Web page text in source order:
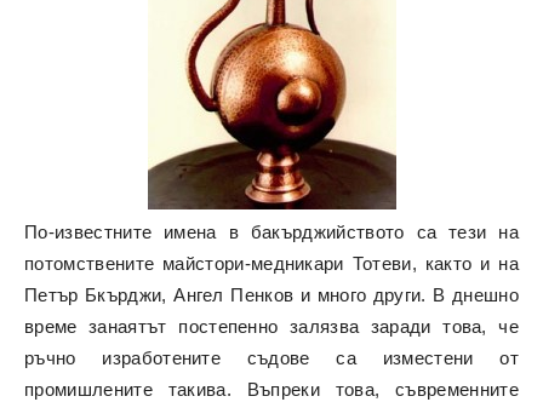
По-известните имена в бакърджийството са тези на
потомствените майстори-медникари Тотеви, както и на
Петър Бкърджи, Ангел Пенков и много други. В днешно
време занаятът постепенно залязва заради това, че
ръчно изработените съдове са изместени от
промишлените такива. Въпреки това, съвременните